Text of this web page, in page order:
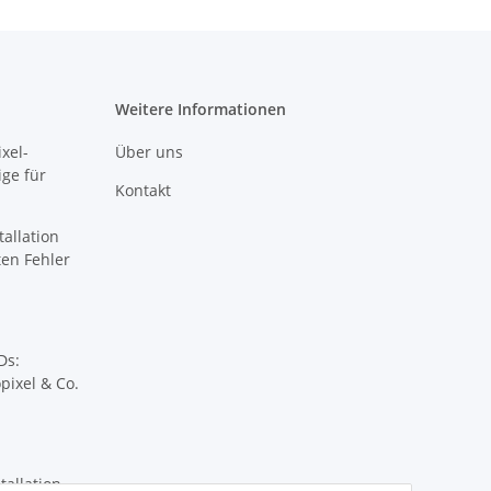
für
Fehler
& Co.
Weitere Informationen
Über uns
Kontakt